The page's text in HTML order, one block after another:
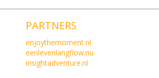
PARTNERS
enjoythemoment.nl
eenlevenlangflow.nu
insightadventure.nl